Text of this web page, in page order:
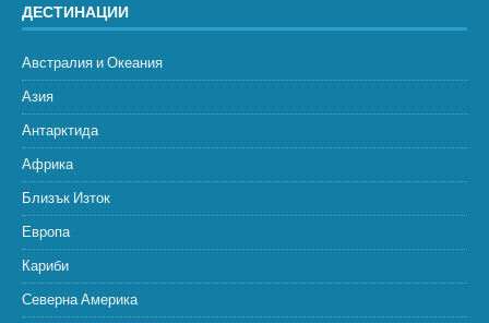
ДЕСТИНАЦИИ
Австралия и Океания
Азия
Антарктида
Африка
Близък Изток
Европа
Кариби
Северна Америка